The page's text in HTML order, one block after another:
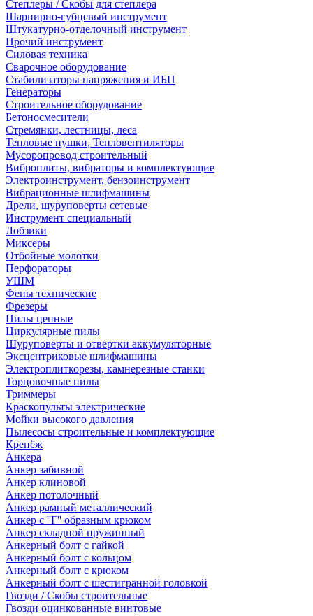
Степлеры / Скобы для степлера
Шарнирно-губцевый инструмент
Штукатурно-отделочный инструмент
Прочий инструмент
Силовая техника
Сварочное оборудование
Стабилизаторы напряжения и ИБП
Генераторы
Строительное оборудование
Бетоносмесители
Стремянки, лестницы, леса
Тепловые пушки, Тепловентиляторы
Мусоропровод строительный
Виброплиты, вибраторы и комплектующие
Электроинструмент, бензоинструмент
Вибрационные шлифмашины
Дрели, шуруповерты сетевые
Инструмент специальный
Лобзики
Миксеры
Отбойные молотки
Перфораторы
УШМ
Фены технические
Фрезеры
Пилы цепные
Циркулярные пилы
Шуруповерты и отвертки аккумуляторные
Эксцентриковые шлифмашины
Электроплиткорезы, камнерезные станки
Торцовочные пилы
Триммеры
Краскопульты электрические
Мойки высокого давления
Пылесосы строительные и комплектующие
Крепёж
Анкера
Анкер забивной
Анкер клиновой
Анкер потолочный
Анкер рамный металлический
Анкер с ''Г'' образным крюком
Анкер складной пружинный
Анкерный болт с гайкой
Анкерный болт с кольцом
Анкерный болт с крюком
Анкерный болт с шестигранной головкой
Гвозди / Скобы строительные
Гвозди оцинкованные винтовые